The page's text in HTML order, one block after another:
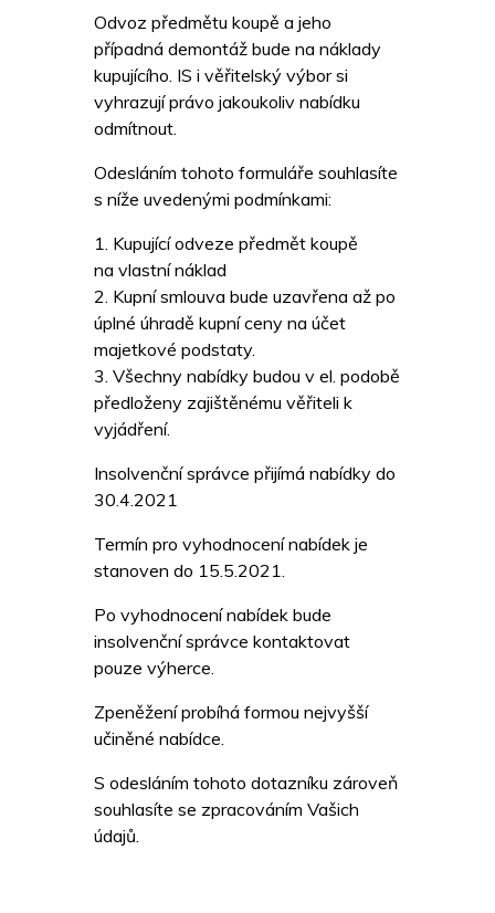
Odvoz předmětu koupě a jeho
případná demontáž bude na náklady
kupujícího. IS i věřitelský výbor si
vyhrazují právo jakoukoliv nabídku
odmítnout.
Odesláním tohoto formuláře souhlasíte
s níže uvedenými podmínkami:
1. Kupující odveze předmět koupě
na vlastní náklad
2. Kupní smlouva bude uzavřena až po
úplné úhradě kupní ceny na účet
majetkové podstaty.
3. Všechny nabídky budou v el. podobě
předloženy zajištěnému věřiteli k
vyjádření.
Insolvenční správce přijímá nabídky do
30.4.2021
Termín pro vyhodnocení nabídek je
stanoven do 15.5.2021.
Po vyhodnocení nabídek bude
insolvenční správce kontaktovat
pouze výherce.
Zpeněžení probíhá formou nejvyšší
učiněné nabídce.
S odesláním tohoto dotazníku zároveň
souhlasíte se zpracováním Vašich
údajů.